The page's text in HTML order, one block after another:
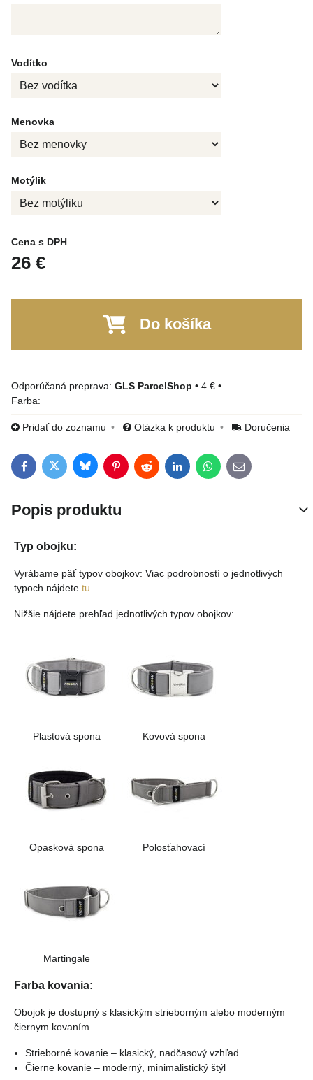
Vodítko
Menovka
Motýlik
Cena s DPH
26 €
Do košíka
GLS ParcelShop • 4 € •
Farba:
Pridať do zoznamu Otázka k produktu Doručenia
FacebookTwitterBlueskyPinterestRedditLinkedInWhatsApp
E-mail
Popis produktu
Typ obojku:
Vyrábame päť typov obojkov: Viac podrobností o jednotlivých
typoch nájdete tu
Nižšie nájdete prehľad jednotlivých typov obojkov:
Plastová spona Kovová spona
Opasková spona Polosťahovací
Martingale
Farba kovania:
Obojok je dostupný s klasickým strieborným alebo moderným
čiernym kovaním.
Strieborné kovanie – klasický, nadčasový vzhľad
Čierne kovanie – moderný, minimalistický štýl